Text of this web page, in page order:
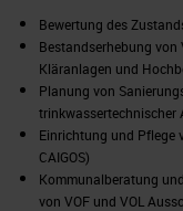
Bewertung des
Bestandserhebung von
Kläranlagen und
Planung von
trinkwassertechnischer
Einrichtung und Pflege
CAIGOS)
Kommunalberatung
von VOF und VOL